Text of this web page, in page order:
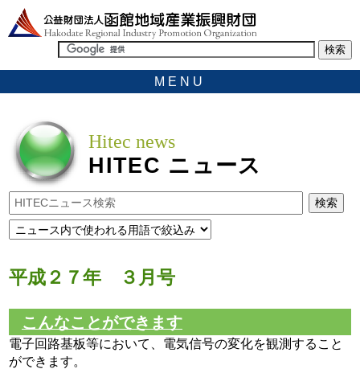
MENU
Hitec news
HITEC ニュース
平成２７年 ３月号
こんなことができます
電子回路基板等において、電気信号の変化を観測すること
ができます。